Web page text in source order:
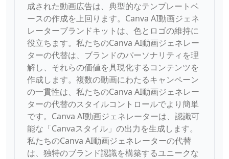
成された動画広告は、典型的なテンプレートベ
ースの作成を上回ります。Canva AI動画ジェネ
レーターブランドキットは、色とロゴの維持に
役立ちます。私たちのCanva AI動画ジェネレー
ターの代替は、ブランドのパーソナリティを理
解し、それらの価値を具現化するコンテンツを
作成します。複数の動画にわたるキャンペーン
の一貫性は、私たちのCanva AI動画ジェネレー
ターの代替のスタイルコントロールでより簡単
です。Canva AI動画ジェネレーターは、認識可
能な「Canvaスタイル」の出力を生成します。
私たちのCanva AI動画ジェネレーターの代替
は、独特のブランド認識を構築するユニークな